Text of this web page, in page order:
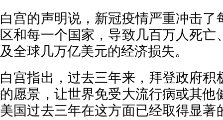
白宫的声明说，新冠疫情严重冲击了
区和每一个国家，导致几百万人死亡
及全球几万亿美元的经济损失。
白宫指出，过去三年来，拜登政府积
的愿景，让世界免受大流行病或其他
美国过去三年在这方面已经取得显著